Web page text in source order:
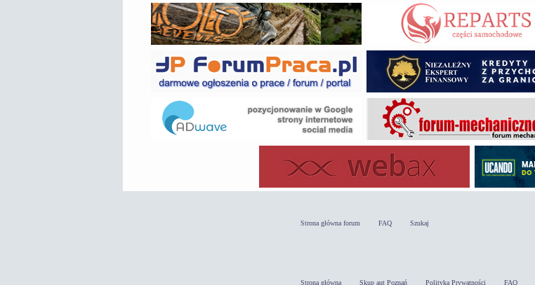
Strona główna forum FAQ Szukaj
Strona główna Skup aut Poznań Polityka Prywatności FAQ